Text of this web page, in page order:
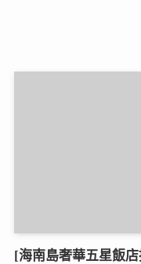
[海南島奢華五星飯